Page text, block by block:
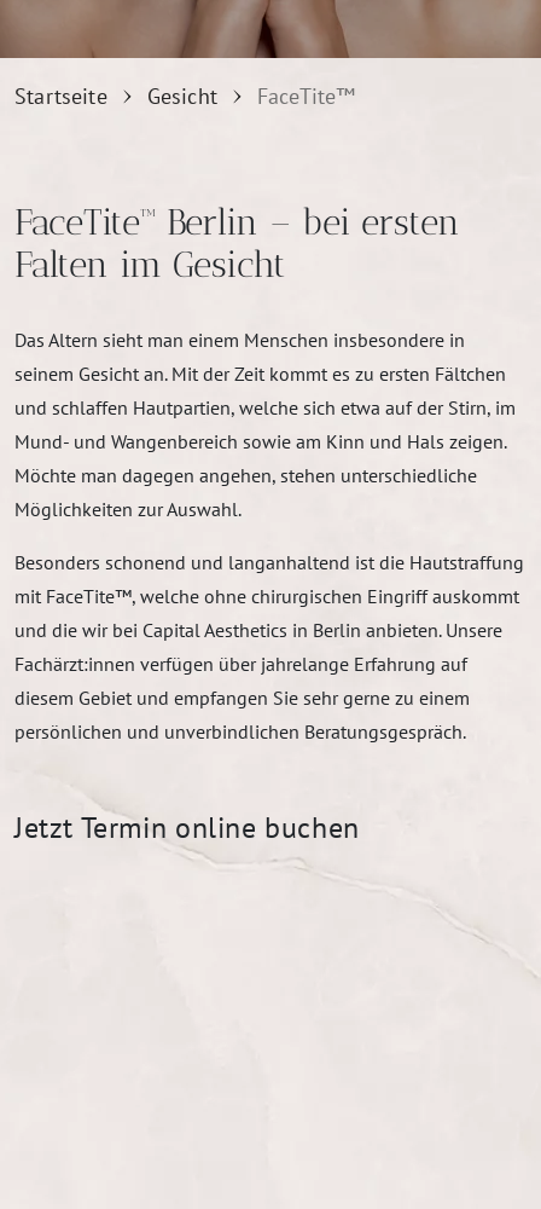
Startseite Gesicht FaceTite™
FaceTite™ Berlin – bei ersten
Falten im Gesicht
Das Altern sieht man einem Menschen insbesondere in
seinem Gesicht an. Mit der Zeit kommt es zu ersten Fältchen
und schlaffen Hautpartien, welche sich etwa auf der Stirn, im
Mund- und Wangenbereich sowie am Kinn und Hals zeigen.
Möchte man dagegen angehen, stehen unterschiedliche
Möglichkeiten zur Auswahl.
Besonders schonend und langanhaltend ist die Hautstraffung
mit FaceTite™, welche ohne chirurgischen Eingriff auskommt
und die wir bei Capital Aesthetics in Berlin anbieten. Unsere
Fachärzt:innen verfügen über jahrelange Erfahrung auf
diesem Gebiet und empfangen Sie sehr gerne zu einem
persönlichen und unverbindlichen Beratungsgespräch.
Jetzt Termin online buchen